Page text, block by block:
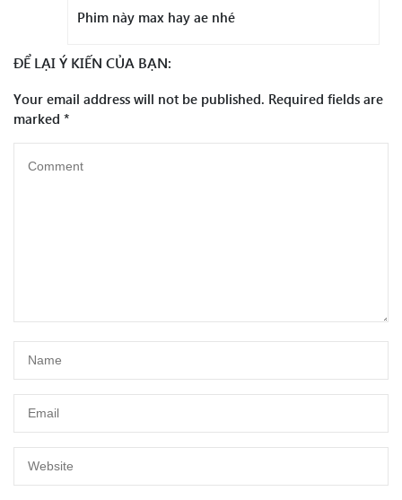
Phim này max hay ae nhé
ĐỂ LẠI Ý KIẾN CỦA BẠN:
Your email address will not be published. Required fields are
marked *